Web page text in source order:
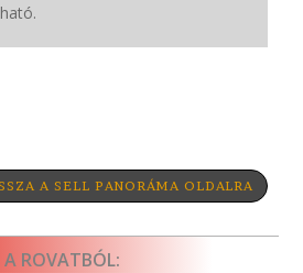
A SELL PANORÁMA OLDALRA
A ROVATBÓL: